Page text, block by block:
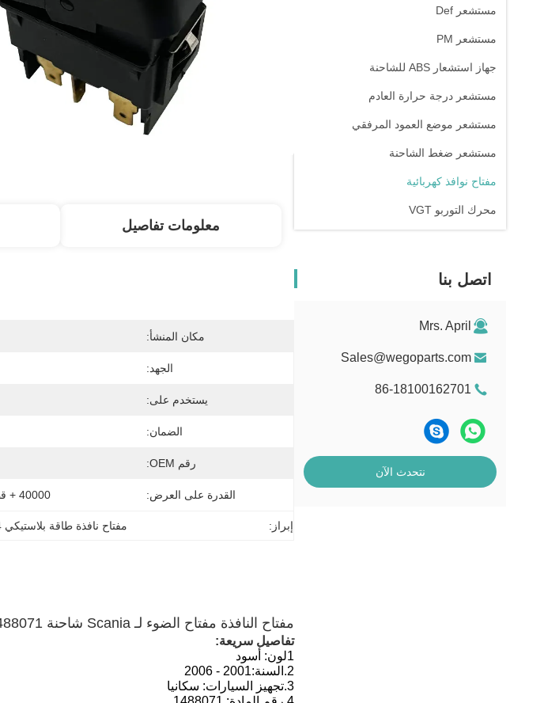
مستشعر Def
مستشعر PM
جهاز استشعار ABS للشاحنة
مستشعر درجة حرارة العادم
مستشعر موضع العمود المرفقي
مستشعر ضغط الشاحنة
مفتاح نوافذ كهربائية
محرك التوربو VGT
اتصل بنا
Mrs. April
Sales@wegoparts.com
86-18100162701
نتحدث الآن
معلومات تفاصيل
مكان المنشأ:
الجهد:
يستخدم على:
الضمان:
رقم OEM:
القدرة على العرض: 40000 + قطعة + شهر
إبراز: مفتاح نافذة طاقة بلاستيكي 24 فولت
مفتاح النافذة مفتاح الضوء لـ Scania شاحنة OEM 1488071
تفاصيل سريعة:
1لون: أسود
2. السنة:2001 - 2006
3. تجهيز السيارات: سكانيا